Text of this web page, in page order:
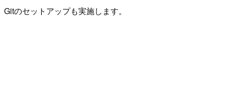
Gitのセットアップも実施します。